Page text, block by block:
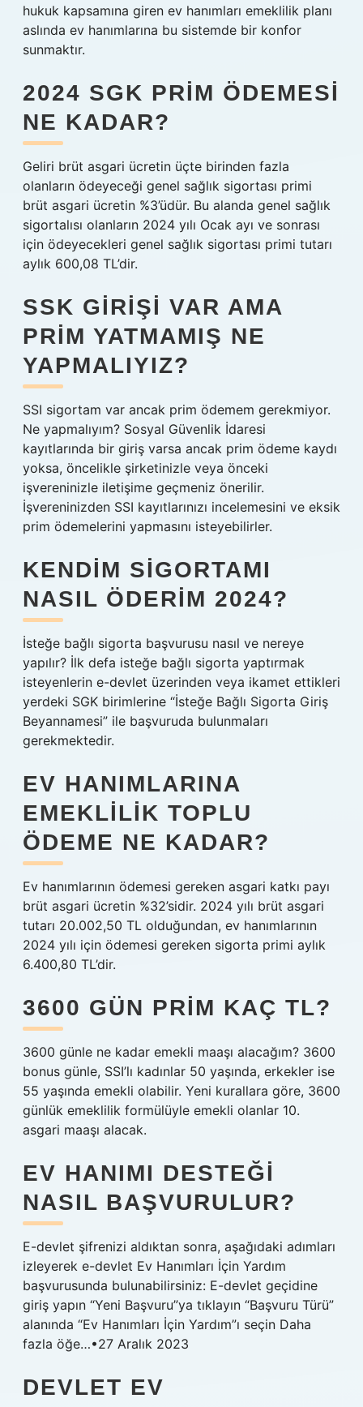
hukuk kapsamına giren ev hanımları emeklilik planı
aslında ev hanımlarına bu sistemde bir konfor
sunmaktır.
2024 SGK PRIM ÖDEMESI
NE KADAR?
Geliri brüt asgari ücretin üçte birinden fazla
olanların ödeyeceği genel sağlık sigortası primi
brüt asgari ücretin %3’üdür. Bu alanda genel sağlık
sigortalısı olanların 2024 yılı Ocak ayı ve sonrası
için ödeyecekleri genel sağlık sigortası primi tutarı
aylık 600,08 TL’dir.
SSK GIRIŞI VAR AMA
PRIM YATMAMIŞ NE
YAPMALIYIZ?
SSI sigortam var ancak prim ödemem gerekmiyor.
Ne yapmalıyım? Sosyal Güvenlik İdaresi
kayıtlarında bir giriş varsa ancak prim ödeme kaydı
yoksa, öncelikle şirketinizle veya önceki
işvereninizle iletişime geçmeniz önerilir.
İşvereninizden SSI kayıtlarınızı incelemesini ve eksik
prim ödemelerini yapmasını isteyebilirler.
KENDIM SIGORTAMI
NASIL ÖDERIM 2024?
İsteğe bağlı sigorta başvurusu nasıl ve nereye
yapılır? İlk defa isteğe bağlı sigorta yaptırmak
isteyenlerin e-devlet üzerinden veya ikamet ettikleri
yerdeki SGK birimlerine “İsteğe Bağlı Sigorta Giriş
Beyannamesi” ile başvuruda bulunmaları
gerekmektedir.
EV HANIMLARINA
EMEKLILIK TOPLU
ÖDEME NE KADAR?
Ev hanımlarının ödemesi gereken asgari katkı payı
brüt asgari ücretin %32’sidir. 2024 yılı brüt asgari
tutarı 20.002,50 TL olduğundan, ev hanımlarının
2024 yılı için ödemesi gereken sigorta primi aylık
6.400,80 TL’dir.
3600 GÜN PRIM KAÇ TL?
3600 günle ne kadar emekli maaşı alacağım? 3600
bonus günle, SSI’lı kadınlar 50 yaşında, erkekler ise
55 yaşında emekli olabilir. Yeni kurallara göre, 3600
günlük emeklilik formülüyle emekli olanlar 10.
asgari maaşı alacak.
EV HANIMI DESTEĞI
NASIL BAŞVURULUR?
E-devlet şifrenizi aldıktan sonra, aşağıdaki adımları
izleyerek e-devlet Ev Hanımları İçin Yardım
başvurusunda bulunabilirsiniz: E-devlet geçidine
giriş yapın “Yeni Başvuru”ya tıklayın “Başvuru Türü”
alanında “Ev Hanımları İçin Yardım”ı seçin Daha
fazla öğe…•27 Aralık 2023
DEVLET EV